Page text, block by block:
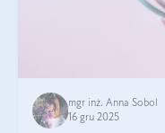
mgr inż. Anna Sobol
16 gru 2025